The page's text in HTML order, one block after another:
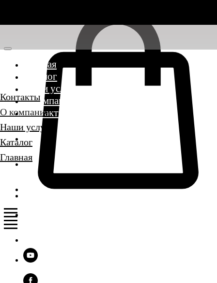
Главная
Каталог
Наши услуги
О компании
Контакты
Контакты
О компании
Наши услуги
Каталог
Главная